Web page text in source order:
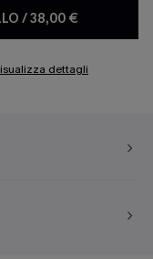
/38,00 €
dettagli